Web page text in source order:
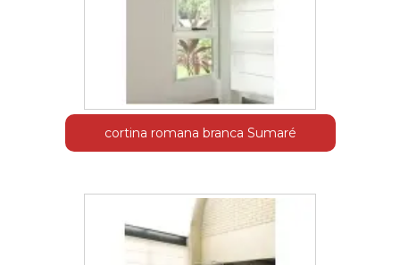
cortina romana branca Sumaré